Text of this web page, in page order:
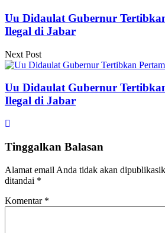
Uu Didaulat Gubernur
Ilegal di Jabar
Next Post
Uu Didaulat Gubernur
Ilegal di Jabar
Tinggalkan Balasan
Alamat email Anda tidak akan
ditandai *
Komentar *